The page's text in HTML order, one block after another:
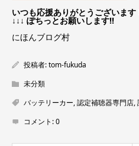
いつも応援ありがとうございます
↓↓↓ ぽちっとお願いします!!
にほんブログ村
投稿者:tom-fukuda
未分類
バッテリーカー,認定補聴器専門店,
コメント:0